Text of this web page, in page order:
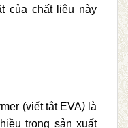
của chất liệu này
(viết tắt EVA)là
trong sản xuất